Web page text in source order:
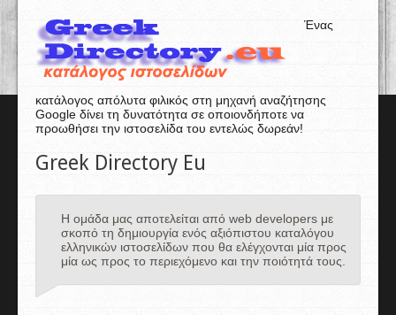
Ένας
κατάλογος απόλυτα φιλικός στη μηχανή αναζήτησης
Google δίνει τη δυνατότητα σε οποιονδήποτε να
προωθήσει την ιστοσελίδα του εντελώς δωρεάν!
Greek Directory Eu
Η ομάδα μας αποτελείται από web developers με
σκοπό τη δημιουργία ενός αξιόπιστου καταλόγου
ελληνικών ιστοσελίδων που θα ελέγχονται μία προς
μία ως προς το περιεχόμενο και την ποιότητά τους.